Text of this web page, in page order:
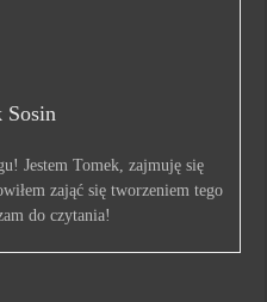
Sosin
Jestem Tomek, zajmuję się
zająć się tworzeniem tego
do czytania!